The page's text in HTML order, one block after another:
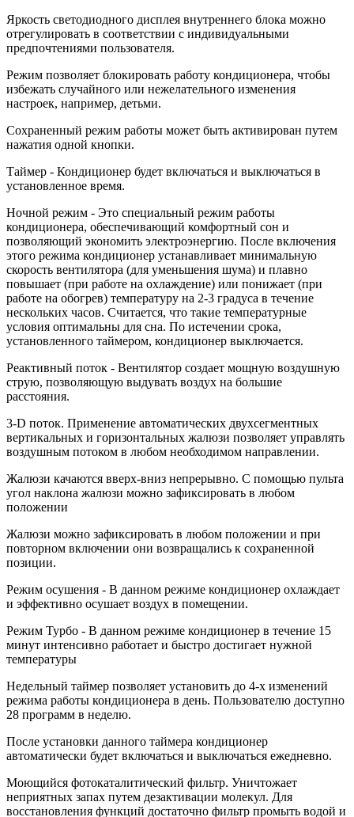
Яркость светодиодного дисплея внутреннего блока можно
отрегулировать в соответствии с индивидуальными
предпочтениями пользователя.
Режим позволяет блокировать работу кондиционера, чтобы
избежать случайного или нежелательного изменения
настроек, например, детьми.
Сохраненный режим работы может быть активирован путем
нажатия одной кнопки.
Таймер - Кондиционер будет включаться и выключаться в
установленное время.
Ночной режим - Это специальный режим работы
кондиционера, обеспечивающий комфортный сон и
позволяющий экономить электроэнергию. После включения
этого режима кондиционер устанавливает минимальную
скорость вентилятора (для уменьшения шума) и плавно
повышает (при работе на охлаждение) или понижает (при
работе на обогрев) температуру на 2-3 градуса в течение
нескольких часов. Считается, что такие температурные
условия оптимальны для сна. По истечении срока,
установленного таймером, кондиционер выключается.
Реактивный поток - Вентилятор создает мощную воздушную
струю, позволяющую выдувать воздух на большие
расстояния.
3-D поток. Применение автоматических двухсегментных
вертикальных и горизонтальных жалюзи позволяет управлять
воздушным потоком в любом необходимом направлении.
Жалюзи качаются вверх-вниз непрерывно. С помощью пульта
угол наклона жалюзи можно зафиксировать в любом
положении
Жалюзи можно зафиксировать в любом положении и при
повторном включении они возвращались к сохраненной
позиции.
Режим осушения - В данном режиме кондиционер охлаждает
и эффективно осушает воздух в помещении.
Режим Турбо - В данном режиме кондиционер в течение 15
минут интенсивно работает и быстро достигает нужной
температуры
Недельный таймер позволяет установить до 4-х изменений
режима работы кондиционера в день. Пользователю доступно
28 программ в неделю.
После установки данного таймера кондиционер
автоматически будет включаться и выключаться ежедневно.
Моющийся фотокаталитический фильтр. Уничтожает
неприятных запах путем дезактивации молекул. Для
восстановления функций достаточно фильтр промыть водой и